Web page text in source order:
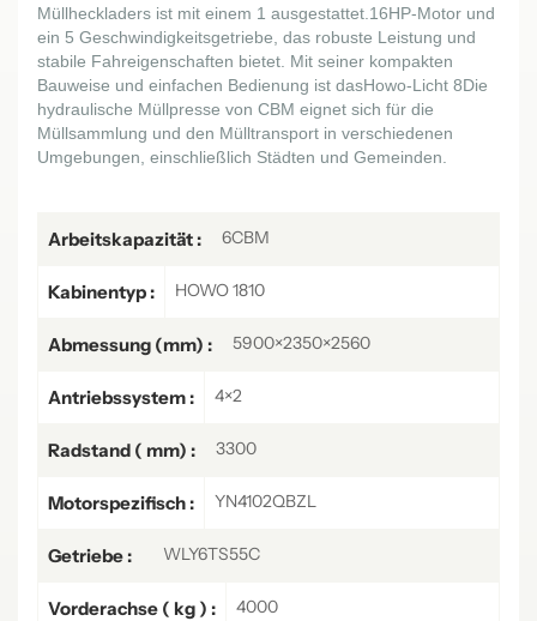
Müllheckladers ist mit einem 1 ausgestattet. 16HP-Motor und
ein 5 Geschwindigkeitsgetriebe, das robuste Leistung und
stabile Fahreigenschaften bietet. Mit seiner kompakten
Bauweise und einfachen Bedienung ist dasHowo-Licht 8Die
hydraulische Müllpresse von CBM eignet sich für die
Müllsammlung und den Mülltransport in verschiedenen
Umgebungen, einschließlich Städten und Gemeinden.
Arbeitskapazität : 6CBM
Kabinentyp : HOWO 1810
Abmessung (mm) : 5900×2350×2560
Antriebssystem : 4×2
Radstand ( mm) : 3300
Motorspezifisch : YN4102QBZL
Getriebe : WLY6TS55C
Vorderachse ( kg ) : 4000